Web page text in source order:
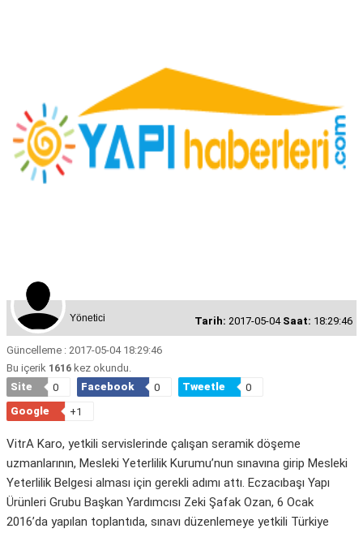
Yönetici Tarih: 2017-05-04 Saat: 18:29:46
Güncelleme : 2017-05-04 18:29:46
Bu içerik 1616 kez okundu.
Site
0 Facebook 0 Tweetle
0
Google
+1
VitrA Karo, yetkili servislerinde çalışan seramik döşeme
uzmanlarının, Mesleki Yeterlilik Kurumu’nun sınavına girip Mesleki
Yeterlilik Belgesi alması için gerekli adımı attı. Eczacıbaşı Yapı
Ürünleri Grubu Başkan Yardımcısı Zeki Şafak Ozan, 6 Ocak
2016’da yapılan toplantıda, sınavı düzenlemeye yetkili Türkiye